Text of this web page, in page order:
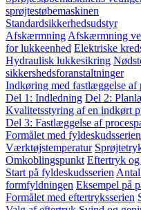
sprøjtestøbemaskinen
Standardsikkerhedsudstyr
Afskærmning Afskærmning
for lukkeenhed Elektriske
Hydraulisk lukkesikring
sikkershedsforanstaltninger
Indkøring med fastlæggelse af
Del 1: Indledning Del 2:
Kvalitetsstyring af en indkørt
Del 3: Fastlæggelse af
Formålet med fyldeskudsserien
Værktøjstemperatur
Omkoblingspunkt Eftertryk
Start på fyldeskudsserien
formfyldningen Eksempel på
Formålet med eftertryksserien